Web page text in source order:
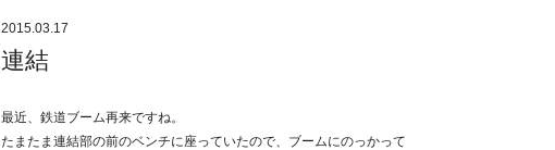
2015.03.17
連結
最近、鉄道ブーム再来ですね。
たまたま連結部の前のベンチに座っていたので、ブームにのっかって